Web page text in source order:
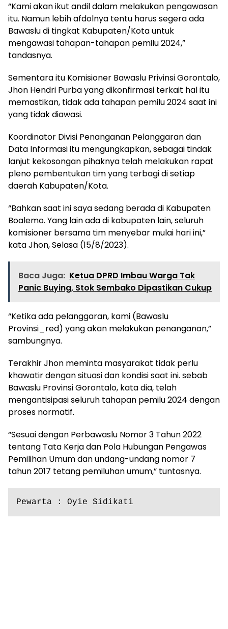
“Kami akan ikut andil dalam melakukan pengawasan
itu. Namun lebih afdolnya tentu harus segera ada
Bawaslu di tingkat Kabupaten/Kota untuk
mengawasi tahapan-tahapan pemilu 2024,”
tandasnya.
Sementara itu Komisioner Bawaslu Privinsi Gorontalo,
Jhon Hendri Purba yang dikonfirmasi terkait hal itu
memastikan, tidak ada tahapan pemilu 2024 saat ini
yang tidak diawasi.
Koordinator Divisi Penanganan Pelanggaran dan
Data Informasi itu mengungkapkan, sebagai tindak
lanjut kekosongan pihaknya telah melakukan rapat
pleno pembentukan tim yang terbagi di setiap
daerah Kabupaten/Kota.
“Bahkan saat ini saya sedang berada di Kabupaten
Boalemo. Yang lain ada di kabupaten lain, seluruh
komisioner bersama tim menyebar mulai hari ini,”
kata Jhon, Selasa (15/8/2023).
Baca Juga: Ketua DPRD Imbau Warga Tak
Panic Buying, Stok Sembako Dipastikan Cukup
“Ketika ada pelanggaran, kami (Bawaslu
Provinsi_red) yang akan melakukan penanganan,”
sambungnya.
Terakhir Jhon meminta masyarakat tidak perlu
khawatir dengan situasi dan kondisi saat ini. sebab
Bawaslu Provinsi Gorontalo, kata dia, telah
mengantisipasi seluruh tahapan pemilu 2024 dengan
proses normatif.
“Sesuai dengan Perbawaslu Nomor 3 Tahun 2022
tentang Tata Kerja dan Pola Hubungan Pengawas
Pemilihan Umum dan undang-undang nomor 7
tahun 2017 tetang pemiluhan umum,” tuntasnya.
Pewarta : Oyie Sidikati